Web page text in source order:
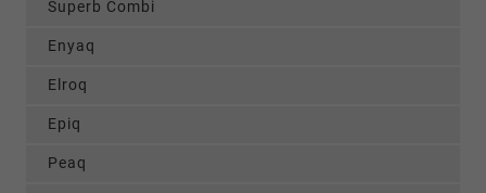
Superb Combi
Enyaq
Elroq
Epiq
Peaq